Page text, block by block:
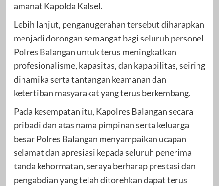
amanat Kapolda Kalsel.
Lebih lanjut, penganugerahan tersebut diharapkan
menjadi dorongan semangat bagi seluruh personel
Polres Balangan untuk terus meningkatkan
profesionalisme, kapasitas, dan kapabilitas, seiring
dinamika serta tantangan keamanan dan
ketertiban masyarakat yang terus berkembang.
Pada kesempatan itu, Kapolres Balangan secara
pribadi dan atas nama pimpinan serta keluarga
besar Polres Balangan menyampaikan ucapan
selamat dan apresiasi kepada seluruh penerima
tanda kehormatan, seraya berharap prestasi dan
pengabdian yang telah ditorehkan dapat terus